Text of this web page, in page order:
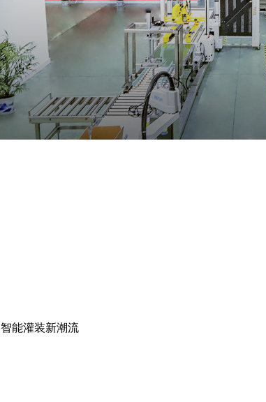
能灌装新潮流